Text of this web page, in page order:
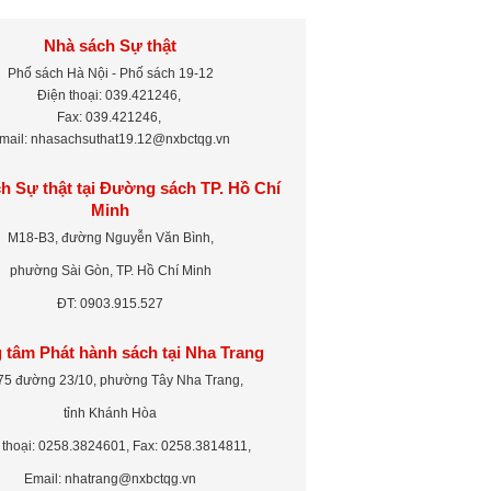
Nhà sách Sự thật
Phố sách Hà Nội - Phố sách 19-12
Điện thoại: 039.421246,
Fax: 039.421246,
nhasachsuthat19.12@nxbctqg.vn
Sự thật tại Đường sách TP. Hồ Chí
Minh
M18-B3, đường Nguyễn Văn Bình,
phường Sài Gòn, TP. Hồ Chí Minh
ĐT: 0903.915.527
tâm Phát hành sách tại Nha Trang
đường 23/10, phường Tây Nha Trang,
tỉnh Khánh Hòa
0258.3824601, Fax: 0258.3814811,
Email: nhatrang@nxbctqg.vn